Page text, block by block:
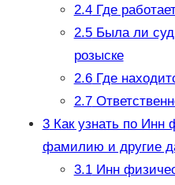
2.4Где
2.5Была ли
розыске
2.6Где
2.7
3Как узнать по Инн
фамилию и другие
3.1Инн